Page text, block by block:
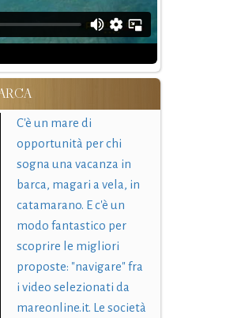
C'è un mare di
opportunità per chi
sogna una vacanza in
barca, magari a vela, in
catamarano. E c'è un
modo fantastico per
scoprire le migliori
proposte: "navigare" fra
i video selezionati da
mareonline.it. Le società